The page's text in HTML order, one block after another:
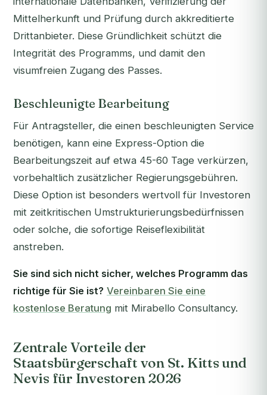
Mittelherkunft und Prüfung durch akkreditierte
Drittanbieter. Diese Gründlichkeit schützt die
Integrität des Programms, und damit den
visumfreien Zugang des Passes.
Beschleunigte Bearbeitung
Für Antragsteller, die einen beschleunigten Service
benötigen, kann eine Express-Option die
Bearbeitungszeit auf etwa 45-60 Tage verkürzen,
vorbehaltlich zusätzlicher Regierungsgebühren.
Diese Option ist besonders wertvoll für Investoren
mit zeitkritischen Umstrukturierungsbedürfnissen
oder solche, die sofortige Reiseflexibilität
anstreben.
Sie sind sich nicht sicher, welches Programm das
richtige für Sie ist? Vereinbaren Sie eine
kostenlose Beratung mit Mirabello Consultancy.
Zentrale Vorteile der
Staatsbürgerschaft von St. Kitts und
Nevis für Investoren 2026